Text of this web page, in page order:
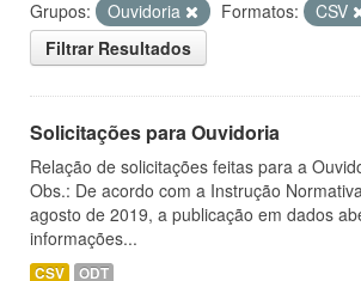
Grupos: Ouvidoria Formatos:
CSV
Filtrar Resultados
Solicitações para Ouvidoria
Relação de solicitações feitas para a
Obs.: De acordo com a Instrução
agosto de 2019, a publicação em dados
informações...
CSV ODT